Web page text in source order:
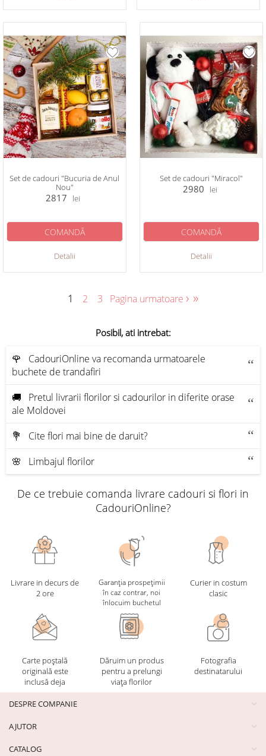
Set de cadouri "Bucuria de Anul
Nou"
2817 lei
Detalii
COMANDĂ
Set de cadouri "Miracol"
2980 lei
Detalii
COMANDĂ
1 2 3 Pagina urmatoare › »
Posibil, ati intrebat:
🌹 CadouriOnline va recomanda urmatoarele
buchete de trandafiri
🚚 Pretul livrarii florilor si cadourilor in diferite orase
ale Moldovei
💐 Cite flori mai bine de daruit?
🌸 Limbajul florilor
De ce trebuie comanda livrare cadouri si flori in
CadouriOnline?
Livrare in decurs de
2 ore
Garanția prospețimii
în caz contrar, noi
înlocuim buchetul
Curier in costum
clasic
Carte poștală
originală este
inclusă deja
Dăruim un produs
pentru a prelungi
viața florilor
Fotografia
destinatarului
DESPRE COMPANIE
AJUTOR
CATALOG